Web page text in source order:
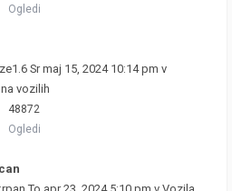
Ogledi
Sr maj 15, 2024 10:14 pm v
vozilih
48872
Ogledi